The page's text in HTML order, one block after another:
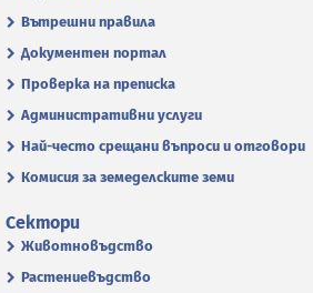
Вътрешни правила
Документен портал
Проверка на преписка
Административни услуги
Най-често срещани въпроси и отговори
Комисия за земеделските земи
Сектори
Животновъдство
Растениевъдство